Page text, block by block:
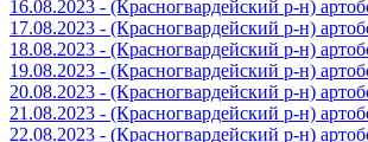
16.08.2023 - (Красногвардейский р-н)
17.08.2023 - (Красногвардейский р-н)
18.08.2023 - (Красногвардейский р-н)
19.08.2023 - (Красногвардейский р-н)
20.08.2023 - (Красногвардейский р-н)
21.08.2023 - (Красногвардейский р-н)
22.08.2023 - (Красногвардейский р-н)